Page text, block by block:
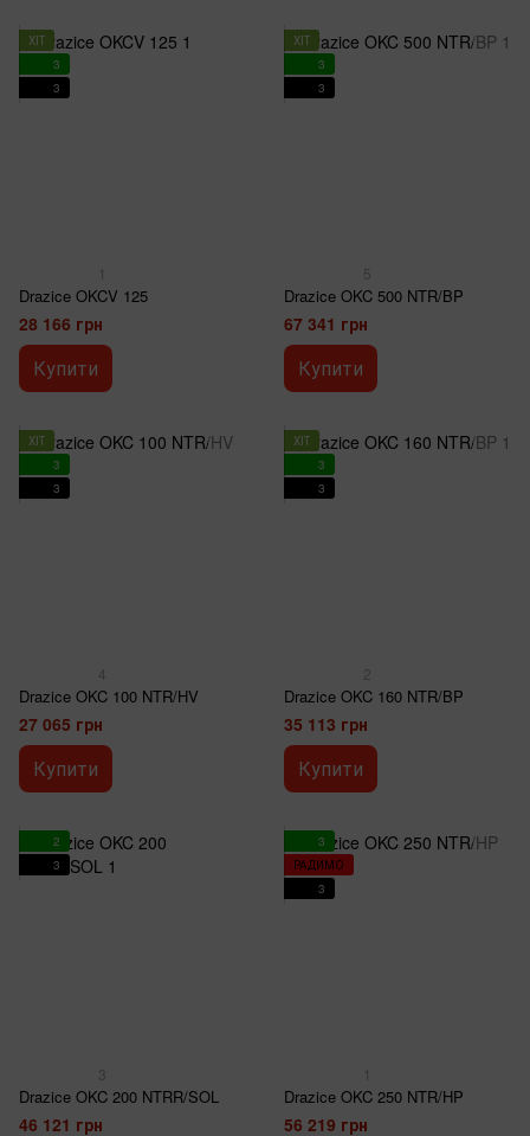
ХІТ
3
3
1
Drazice OKCV 125
28 166 грн
Купити
ХІТ
3
3
5
Drazice OKC 500 NTR/BP
67 341 грн
Купити
ХІТ
3
3
4
Drazice OKC 100 NTR/HV
27 065 грн
Купити
ХІТ
3
3
2
Drazice OKC 160 NTR/BP
35 113 грн
Купити
2
3
3
Drazice OKC 200 NTRR/SOL
46 121 грн
3
РАДИМО
3
1
Drazice OKC 250 NTR/HP
56 219 грн